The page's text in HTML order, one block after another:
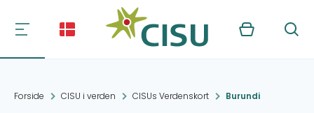
Kurv Søg
Forside CISU i verden CISUs Verdenskort Burundi